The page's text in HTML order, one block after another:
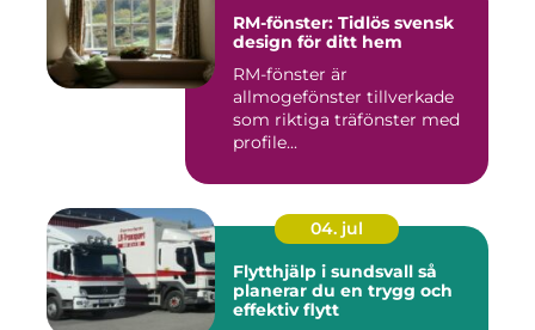
RM-fönster: Tidlös svensk
design för ditt hem
RM-fönster är
allmogefönster tillverkade
som riktiga träfönster med
profile...
04. jul
Flytthjälp i sundsvall så
planerar du en trygg och
effektiv flytt